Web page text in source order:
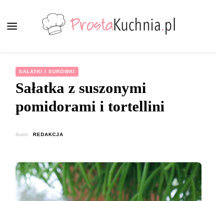
SAŁATKI I SURÓWKI
Sałatka z suszonymi
pomidorami i tortellini
Autor: REDAKCJA